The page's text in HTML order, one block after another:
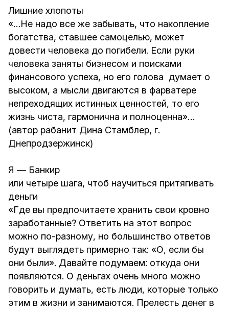
Лишние хлопоты
«…Не надо все же забывать, что накопление
богатства, ставшее самоцелью, может
довести человека до погибели. Если руки
человека заняты бизнесом и поисками
финансового успеха, но его голова думает о
высоком, а мысли двигаются в фарватере
непреходящих истинных ценностей, то его
жизнь чиста, гармонична и полноценна»…
(автор рабанит Дина Стамблер, г.
Днепродзержинск)
Я — Банкир
или четыре шага, чтоб научиться притягивать
деньги
«Где вы предпочитаете хранить свои кровно
заработанные? Ответить на этот вопрос
можно по-разному, но большинство ответов
будут выглядеть примерно так: «О, если бы
они были». Давайте подумаем: откуда они
появляются. О деньгах очень много можно
говорить и думать, есть люди, которые только
этим в жизни и занимаются. Прелесть денег в